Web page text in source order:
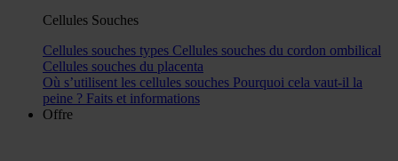
Cellules Souches
Cellules souches types Cellules souches du cordon ombilical
Cellules souches du placenta
Où s’utilisent les cellules souches Pourquoi cela vaut-il la
peine ? Faits et informations
Offre